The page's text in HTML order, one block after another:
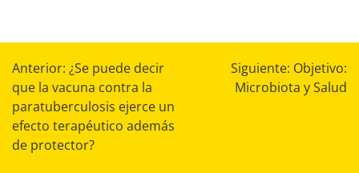
Navegación
de
entradas
Anterior: ¿Se puede decir
que la vacuna contra la
paratuberculosis ejerce un
efecto terapéutico además
de protector?
Siguiente: Objetivo:
Microbiota y Salud